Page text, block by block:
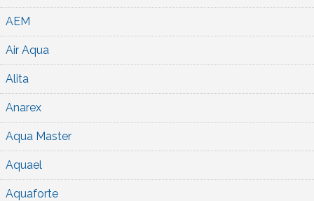
AEM
Air Aqua
Alita
Anarex
Aqua Master
Aquael
Aquaforte